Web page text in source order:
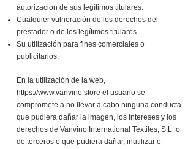
autorización de sus legítimos titulares.
Cualquier vulneración de los derechos del
prestador o de los legítimos titulares.
Su utilización para fines comerciales o
publicitarios.
En la utilización de la web,
https://www.vanvino.store el usuario se
compromete a no llevar a cabo ninguna conducta
que pudiera dañar la imagen, los intereses y los
derechos de Vanvino International Textiles, S.L. o
de terceros o que pudiera dañar, inutilizar o